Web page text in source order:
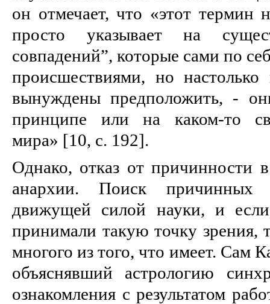
он отмечает, что «этот термин
просто указывает на
совпадений”, которые сами по
происшествиями, но
вынуждены предположить, -
принципе или на каком-то
мира» [10, c. 192].
Однако, отказ от причинности
анархии. Поиск причинных
движущей силой науки, и
принимали такую точку зрения,
многого из того, что имеет. Сам
объяснявший астрологию
ознакомления с результатом